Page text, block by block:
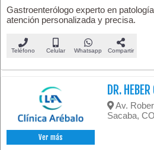
Gastroenterólogo experto en
atención personalizada y precisa.
Teléfono Celular Whatsapp Compartir
Ver más
DR.
Av.
Sacaba,